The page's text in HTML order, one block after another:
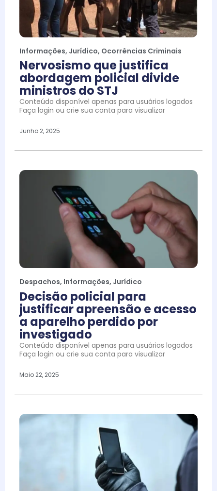
Informações, Jurídico, Ocorrências Criminais
Nervosismo que justifica
abordagem policial divide
ministros do STJ
Conteúdo disponível apenas para usuários logados
Faça login ou crie sua conta para visualizar
Junho 2, 2025
Despachos, Informações, Jurídico
Decisão policial para
justificar apreensão e acesso
a aparelho perdido por
investigado
Conteúdo disponível apenas para usuários logados
Faça login ou crie sua conta para visualizar
Maio 22, 2025